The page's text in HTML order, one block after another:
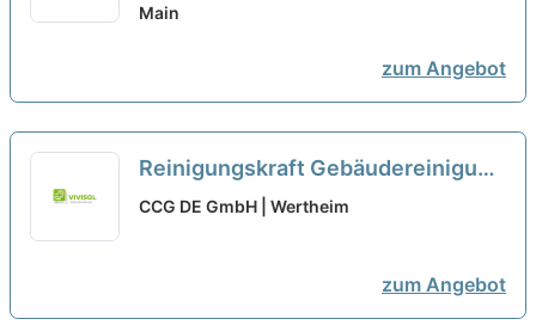
zu 5 Std. / Tag
Main
zum Angebot
Reinigungskraft Gebäudereinigung
und Geländepflege (m/w/d) -
CCG DE GmbH | Wertheim
zum Angebot